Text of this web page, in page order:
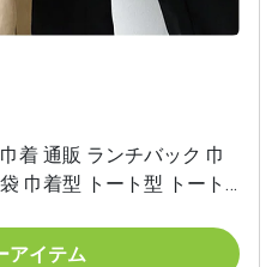
着 通販 ランチバック 巾
巾着型 トート型 トート
サブバッグ サブバック
アイテム